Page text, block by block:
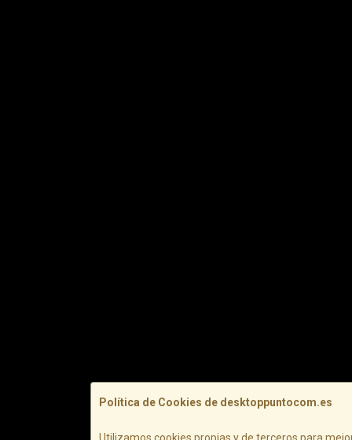
Política de Cookies de desktoppuntocom.es